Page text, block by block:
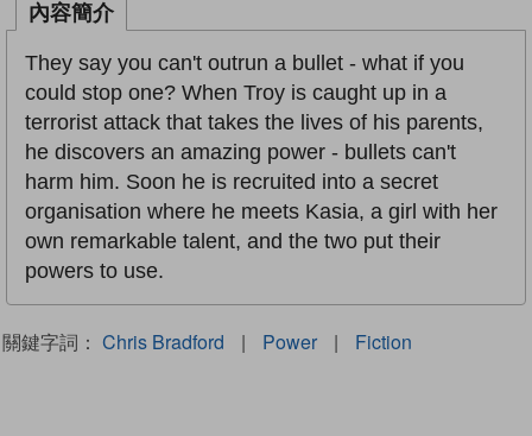
內容簡介
They say you can't outrun a bullet - what if you
could stop one? When Troy is caught up in a
terrorist attack that takes the lives of his parents,
he discovers an amazing power - bullets can't
harm him. Soon he is recruited into a secret
organisation where he meets Kasia, a girl with her
own remarkable talent, and the two put their
powers to use.
關鍵字詞： Chris Bradford | Power | Fiction